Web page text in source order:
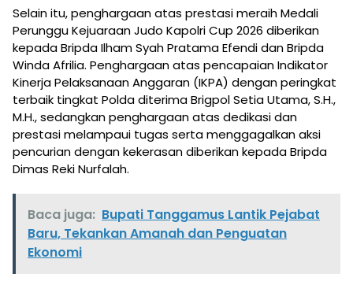
Selain itu, penghargaan atas prestasi meraih Medali
Perunggu Kejuaraan Judo Kapolri Cup 2026 diberikan
kepada Bripda Ilham Syah Pratama Efendi dan Bripda
Winda Afrilia. Penghargaan atas pencapaian Indikator
Kinerja Pelaksanaan Anggaran (IKPA) dengan peringkat
terbaik tingkat Polda diterima Brigpol Setia Utama, S.H.,
M.H., sedangkan penghargaan atas dedikasi dan
prestasi melampaui tugas serta menggagalkan aksi
pencurian dengan kekerasan diberikan kepada Bripda
Dimas Reki Nurfalah.
Baca juga: Bupati Tanggamus Lantik Pejabat
Baru, Tekankan Amanah dan Penguatan
Ekonomi